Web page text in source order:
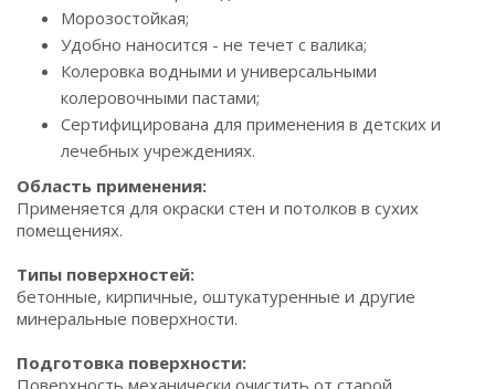
Морозостойкая;
Удобно наносится - не течет с валика;
Колеровка водными и универсальными
колеровочными пастами;
Сертифицирована для применения в детских и
лечебных учреждениях.
Область применения:
Применяется для окраски стен и потолков в сухих
помещениях.
Типы поверхностей:
бетонные, кирпичные, оштукатуренные и другие
минеральные поверхности.
Подготовка поверхности:
Поверхность механически очистить от старой